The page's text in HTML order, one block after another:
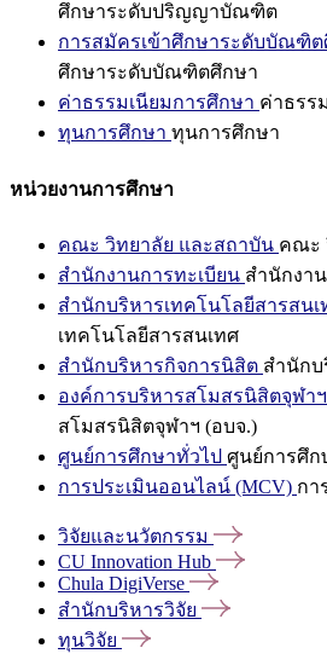
ศึกษาระดับปริญญาบัณฑิต
การสมัครเข้าศึกษาระดับบัณฑิต
ศึกษาระดับบัณฑิตศึกษา
ค่าธรรมเนียมการศึกษา ค่าธรร
ทุนการศึกษา ทุนการศึกษา
หน่วยงานการศึกษา
คณะ วิทยาลัย และสถาบัน คณะ
สำนักงานการทะเบียน สำนักงา
สำนักบริหารเทคโนโลยีสารสนเ
เทคโนโลยีสารสนเทศ
สำนักบริหารกิจการนิสิต สำนัก
องค์การบริหารสโมสรนิสิตจุฬา
สโมสรนิสิตจุฬาฯ (อบจ.)
ศูนย์การศึกษาทั่วไป ศูนย์การศึก
การประเมินออนไลน์ (MCV) กา
วิจัยและนวัตกรรม
CU Innovation Hub
Chula DigiVerse
สำนักบริหารวิจัย
ทุนวิจัย